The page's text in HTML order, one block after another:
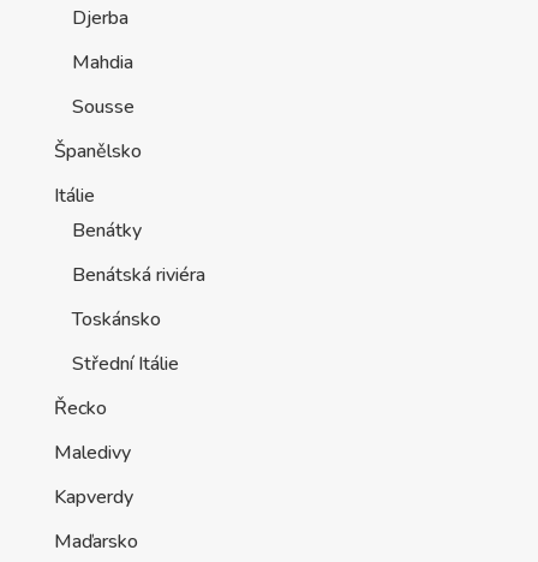
Djerba
Mahdia
Sousse
Španělsko
Itálie
Benátky
Benátská riviéra
Toskánsko
Střední Itálie
Řecko
Maledivy
Kapverdy
Maďarsko